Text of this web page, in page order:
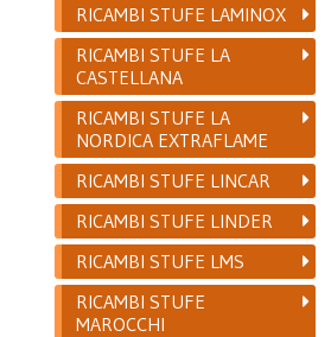
RICAMBI STUFE LAMINOX
RICAMBI STUFE LA
CASTELLANA
RICAMBI STUFE LA
NORDICA EXTRAFLAME
RICAMBI STUFE LINCAR
RICAMBI STUFE LINDER
RICAMBI STUFE LMS
RICAMBI STUFE
MAROCCHI